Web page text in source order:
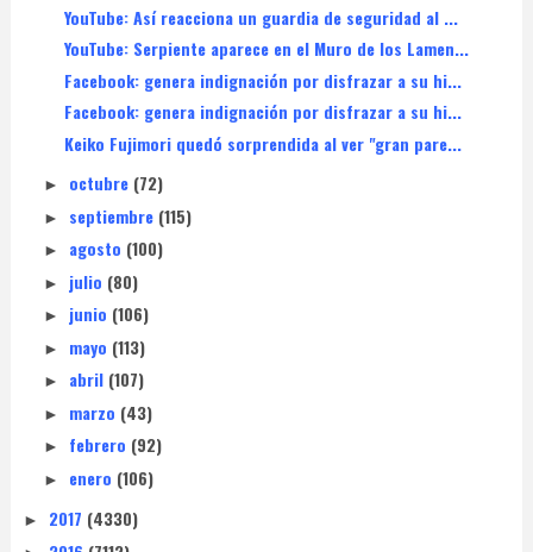
YouTube: Así reacciona un guardia de seguridad al ...
YouTube: Serpiente aparece en el Muro de los Lamen...
Facebook: genera indignación por disfrazar a su hi...
Facebook: genera indignación por disfrazar a su hi...
Keiko Fujimori quedó sorprendida al ver "gran pare...
► octubre (72)
► septiembre (115)
► agosto (100)
► julio (80)
► junio (106)
► mayo (113)
► abril (107)
► marzo (43)
► febrero (92)
► enero (106)
► 2017 (4330)